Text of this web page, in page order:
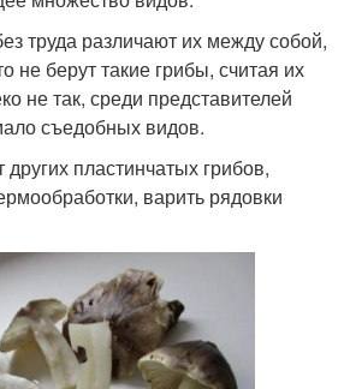
труда различают их между собой,
не берут такие грибы, считая их
не так, среди представителей
съедобных видов.
пластинчатых грибов,
варить рядовки